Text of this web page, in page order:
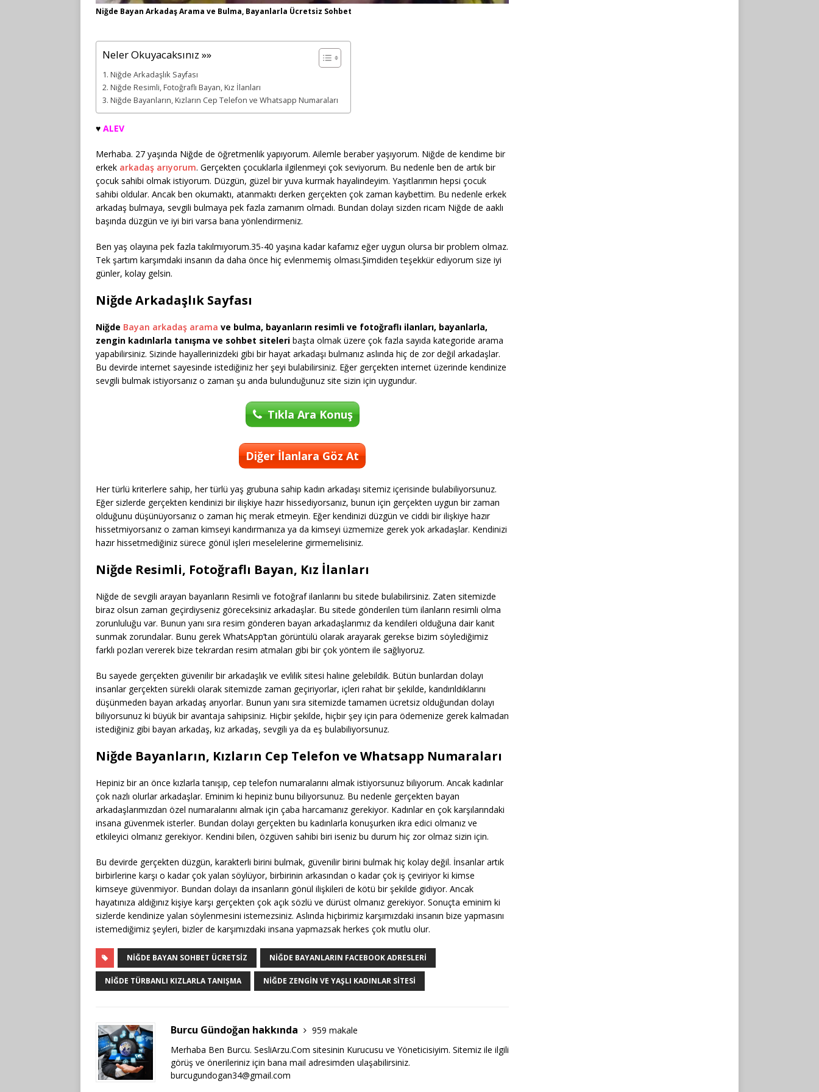
Niğde Bayan Arkadaş Arama ve Bulma, Bayanlarla Ücretsiz Sohbet
Neler Okuyacaksınız »»
Niğde Arkadaşlık Sayfası
Niğde Resimli, Fotoğraflı Bayan, Kız İlanları
Niğde Bayanların, Kızların Cep Telefon ve Whatsapp Numaraları
♥️ ALEV
Merhaba. 27 yaşında Niğde de öğretmenlik yapıyorum. Ailemle beraber yaşıyorum. Niğde de kendime bir
erkek arkadaş arıyorum. Gerçekten çocuklarla ilgilenmeyi çok seviyorum. Bu nedenle ben de artık bir
çocuk sahibi olmak istiyorum. Düzgün, güzel bir yuva kurmak hayalindeyim. Yaşıtlarımın hepsi çocuk
sahibi oldular. Ancak ben okumaktı, atanmaktı derken gerçekten çok zaman kaybettim. Bu nedenle erkek
arkadaş bulmaya, sevgili bulmaya pek fazla zamanım olmadı. Bundan dolayı sizden ricam Niğde de aaklı
başında düzgün ve iyi biri varsa bana yönlendirmeniz.
Ben yaş olayına pek fazla takılmıyorum.35-40 yaşına kadar kafamız eğer uygun olursa bir problem olmaz.
Tek şartım karşımdaki insanın da daha önce hiç evlenmemiş olması.Şimdiden teşekkür ediyorum size iyi
günler, kolay gelsin.
Niğde Arkadaşlık Sayfası
Niğde Bayan arkadaş arama ve bulma, bayanların resimli ve fotoğraflı ilanları, bayanlarla,
zengin kadınlarla tanışma ve sohbet siteleri başta olmak üzere çok fazla sayıda kategoride arama
yapabilirsiniz. Sizinde hayallerinizdeki gibi bir hayat arkadaşı bulmanız aslında hiç de zor değil arkadaşlar.
Bu devirde internet sayesinde istediğiniz her şeyi bulabilirsiniz. Eğer gerçekten internet üzerinde kendinize
sevgili bulmak istiyorsanız o zaman şu anda bulunduğunuz site sizin için uygundur.
Tıkla Ara Konuş
Diğer İlanlara Göz At
Her türlü kriterlere sahip, her türlü yaş grubuna sahip kadın arkadaşı sitemiz içerisinde bulabiliyorsunuz.
Eğer sizlerde gerçekten kendinizi bir ilişkiye hazır hissediyorsanız, bunun için gerçekten uygun bir zaman
olduğunu düşünüyorsanız o zaman hiç merak etmeyin. Eğer kendinizi düzgün ve ciddi bir ilişkiye hazır
hissetmiyorsanız o zaman kimseyi kandırmanıza ya da kimseyi üzmemize gerek yok arkadaşlar. Kendinizi
hazır hissetmediğiniz sürece gönül işleri meselelerine girmemelisiniz.
Niğde Resimli, Fotoğraflı Bayan, Kız İlanları
Niğde de sevgili arayan bayanların Resimli ve fotoğraf ilanlarını bu sitede bulabilirsiniz. Zaten sitemizde
biraz olsun zaman geçirdiyseniz göreceksiniz arkadaşlar. Bu sitede gönderilen tüm ilanların resimli olma
zorunluluğu var. Bunun yanı sıra resim gönderen bayan arkadaşlarımız da kendileri olduğuna dair kanıt
sunmak zorundalar. Bunu gerek WhatsApp’tan görüntülü olarak arayarak gerekse bizim söylediğimiz
farklı pozları vererek bize tekrardan resim atmaları gibi bir çok yöntem ile sağlıyoruz.
Bu sayede gerçekten güvenilir bir arkadaşlık ve evlilik sitesi haline gelebildik. Bütün bunlardan dolayı
insanlar gerçekten sürekli olarak sitemizde zaman geçiriyorlar, içleri rahat bir şekilde, kandırıldıklarını
düşünmeden bayan arkadaş arıyorlar. Bunun yanı sıra sitemizde tamamen ücretsiz olduğundan dolayı
biliyorsunuz ki büyük bir avantaja sahipsiniz. Hiçbir şekilde, hiçbir şey için para ödemenize gerek kalmadan
istediğiniz gibi bayan arkadaş, kız arkadaş, sevgili ya da eş bulabiliyorsunuz.
Niğde Bayanların, Kızların Cep Telefon ve Whatsapp Numaraları
Hepiniz bir an önce kızlarla tanışıp, cep telefon numaralarını almak istiyorsunuz biliyorum. Ancak kadınlar
çok nazlı olurlar arkadaşlar. Eminim ki hepiniz bunu biliyorsunuz. Bu nedenle gerçekten bayan
arkadaşlarımızdan özel numaralarını almak için çaba harcamanız gerekiyor. Kadınlar en çok karşılarındaki
insana güvenmek isterler. Bundan dolayı gerçekten bu kadınlarla konuşurken ikra edici olmanız ve
etkileyici olmanız gerekiyor. Kendini bilen, özgüven sahibi biri iseniz bu durum hiç zor olmaz sizin için.
Bu devirde gerçekten düzgün, karakterli birini bulmak, güvenilir birini bulmak hiç kolay değil. İnsanlar artık
birbirlerine karşı o kadar çok yalan söylüyor, birbirinin arkasından o kadar çok iş çeviriyor ki kimse
kimseye güvenmiyor. Bundan dolayı da insanların gönül ilişkileri de kötü bir şekilde gidiyor. Ancak
hayatınıza aldığınız kişiye karşı gerçekten çok açık sözlü ve dürüst olmanız gerekiyor. Sonuçta eminim ki
sizlerde kendinize yalan söylenmesini istemezsiniz. Aslında hiçbirimiz karşımızdaki insanın bize yapmasını
istemediğimiz şeyleri, bizler de karşımızdaki insana yapmazsak herkes çok mutlu olur.
NIĞDE BAYAN SOHBET ÜCRETSIZ NIĞDE BAYANLARIN FACEBOOK ADRESLERI
NIĞDE TÜRBANLI KIZLARLA TANIŞMA NIĞDE ZENGIN VE YAŞLI KADINLAR SITESI
Burcu Gündoğan hakkında
959 makale
Merhaba Ben Burcu. SesliArzu.Com sitesinin Kurucusu ve Yöneticisiyim. Sitemiz ile ilgili
görüş ve önerileriniz için bana mail adresimden ulaşabilirsiniz.
burcugundogan34@gmail.com